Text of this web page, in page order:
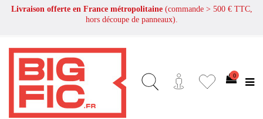
Livraison offerte en France métropolitaine (commande > 500 € TTC,
hors découpe de panneaux).
0